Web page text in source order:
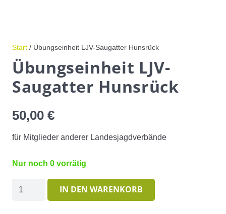
Start / Übungseinheit LJV-Saugatter Hunsrück
Übungseinheit LJV-
Saugatter Hunsrück
50,00 €
für Mitglieder anderer Landesjagdverbände
Nur noch 0 vorrätig
ÜbungseinheitIN DEN WARENKORB